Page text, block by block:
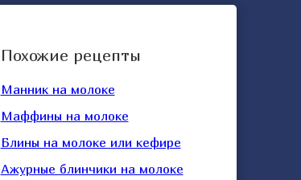
Похожие рецепты
Манник на молоке
Маффины на молоке
Блины на молоке или кефире
Ажурные блинчики на молоке